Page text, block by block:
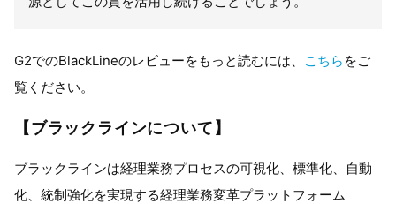
G2でのBlackLineのレビューをもっと読むには、 こちら をご
覧ください。
【ブラックラインについて】
ブラックラインは経理業務プロセスの可視化、標準化、自動
化、統制強化を実現する経理業務変革プラットフォーム